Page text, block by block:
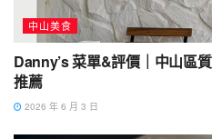
中山美食
Danny’s 菜單&評價｜中山區
推薦
2026 年 6 月 3 日